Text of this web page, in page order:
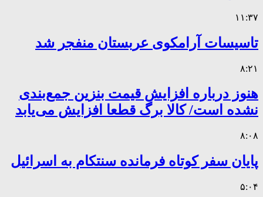
۱۱:۳۷
تاسیسات آرامکوی عربستان منفجر شد
۸:۲۱
هنوز درباره افزایش قیمت بنزین جمع‌بندی
نشده است/ کالا برگ قطعا افزایش می‌یابد
۸:۰۸
پایان سفر کوتاه فرمانده سنتکام به اسرائیل
۵:۰۴